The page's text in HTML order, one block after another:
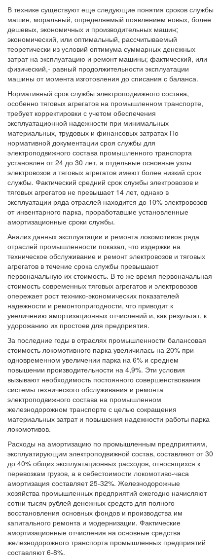
В технике существуют еще следующие понятия сроков службы
машин, моральный, определяемый появлением новых, более
дешевых, экономичных и производительных машин;
экономический, или оптимальный, рассчитываемый
теоретически из условий оптимума суммарных денежных
затрат на эксплуатацию и ремонт машины; фактический, или
физический,- равный продолжительности эксплуатации
машины от момента изготовления до списания с баланса.
Нормативный срок службы электроподвижного состава,
особенно тяговых агрегатов на промышленном транспорте,
требует корректировки с учетом обеспечения
эксплуатационной надежности при минимальных
материальных, трудовых и финансовых затратах По
нормативной документации сроя службы для
электроподвижного состава промышленного транспорта
установлен от 24 до 30 лет, а отдельные основные узлы
электровозов и тяговых агрегатов имеют более низкий срок
службы. Фактический средний срок службы электровозов и
тяговых агрегатов не превышает 14 лет, однако в
эксплуатации ряда отраслей находится до 10% электровозов
от инвентарного парка, проработавшие установленные
амортизационные сроки службы.
Анализ данных эксплуатации и ремонта локомотивов ряда
отраслей промышленности показал, что издержки на
техническое обслуживание и ремонт электровозов и тяговых
агрегатов в течение срока службы превышают
первоначальную их стоимость. В то же время первоначальная
стоимость современных тяговых агрегатов и электровозов
опережает рост технико-экономических показателей
надежности и ремонтопригодности, что приводит к
увеличению амортизационных отчислений и, как результат, к
удорожанию их простоев для предприятия.
За последние годы в отраслях промышленности балансовая
стоимость локомотивного парка увеличилась на 20% при
одновременном увеличении парка на 6% и среднем
повышении производительности на 4,9%. Эти условия
вызывают необходимость постоянного совершенствования
системы технического обслуживания и ремонта
электроподвижного состава на промышленном
железнодорожном транспорте с целью сокращения
материальных затрат и повышения надежности работы парка
локомотивов.
Расходы на амортизацию по промышленным предприятиям,
эксплуатирующим электроподвижной состав, составляют от 30
до 40% общих эксплуатационных расходов, относящихся к
перевозкам грузов, а в себестоимости локомотиво-часа
амортизация составляет 25-32%. Железнодорожные
хозяйства промышленных предприятий ежегодно начисляют
сотни тысяч рублей денежных средств для полного
восстановления основных фондов и производства им
капитального ремонта и модернизации. Фактические
амортизационные отчисления на основные средства
железнодорожного транспорта промышленных предприятий
составляют 6-8%.